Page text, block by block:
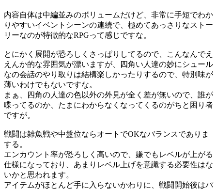
内容自体は中編並みのボリュームだけど、非常に手短でわか
りやすいイベントシーンの連続で、極めてあっさりなストー
リーなのが特徴的なRPGって感じですな。
とにかく展開が恐ろしくさっぱりしてるので、こんなんでえ
えんか的な雰囲気が漂いますが、四角い人達の妙にシュール
なの会話のやり取りは結構楽しかったりするので、特別味が
薄いわけでもないですな。
まぁ、四角の人達の色以外の外見が全く差が無いので、誰が
喋ってるのか、たまにわからなくなってくるのがちと困り者
ですが。
戦闘は雑魚戦や中盤位ならオートでOKなバランスでありま
する。
エンカウント率が恐ろしく高いので、嫌でもレベルが上がる
仕様になっており、あまりレベル上げを意識する必要性はな
いかと思われます。
アイテムがほとんど手に入らないかわりに、戦闘開始後はパ